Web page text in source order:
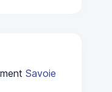
Savoie